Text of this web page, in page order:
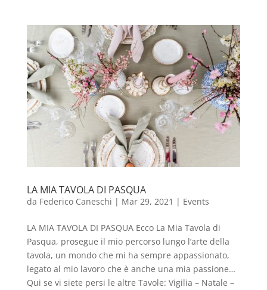
LA MIA TAVOLA DI PASQUA
da Federico Caneschi | Mar 29, 2021 | Events
LA MIA TAVOLA DI PASQUA Ecco La Mia Tavola di
Pasqua, prosegue il mio percorso lungo l’arte della
tavola, un mondo che mi ha sempre appassionato,
legato al mio lavoro che è anche una mia passione…
Qui se vi siete persi le altre Tavole: Vigilia – Natale –